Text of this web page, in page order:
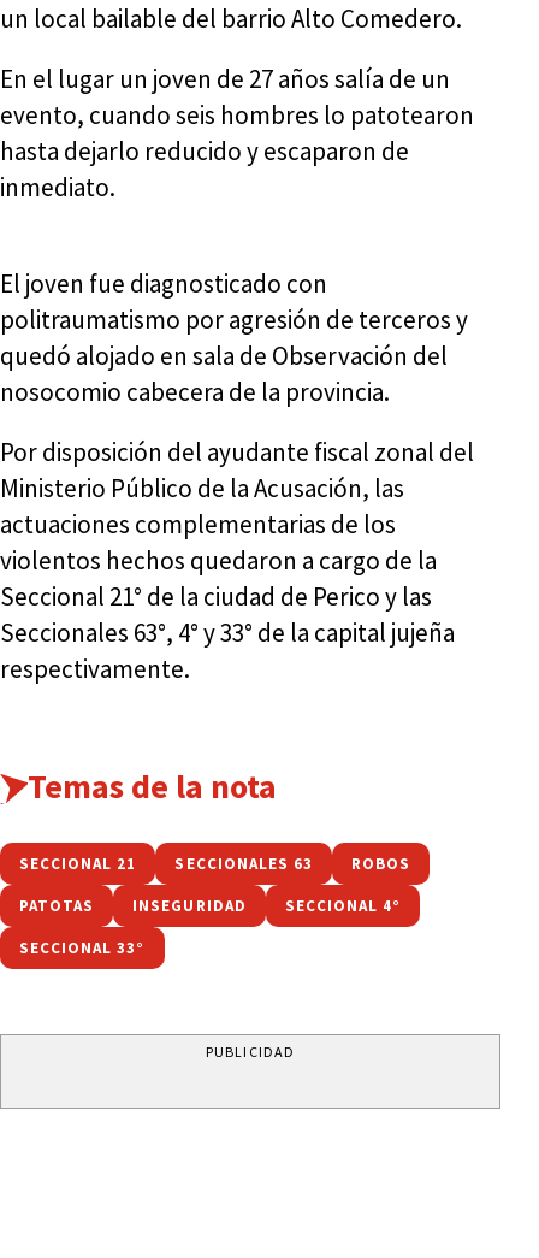
un local bailable del barrio Alto Comedero.
En el lugar un joven de 27 años salía de un
evento, cuando seis hombres lo patotearon
hasta dejarlo reducido y escaparon de
inmediato.
El joven fue diagnosticado con
politraumatismo por agresión de terceros y
quedó alojado en sala de Observación del
nosocomio cabecera de la provincia.
Por disposición del ayudante fiscal zonal del
Ministerio Público de la Acusación, las
actuaciones complementarias de los
violentos hechos quedaron a cargo de la
Seccional 21° de la ciudad de Perico y las
Seccionales 63°, 4° y 33° de la capital jujeña
respectivamente.
Temas de la nota
SECCIONAL 21 SECCIONALES 63 ROBOS
PATOTAS INSEGURIDAD SECCIONAL 4°
SECCIONAL 33°
PUBLICIDAD